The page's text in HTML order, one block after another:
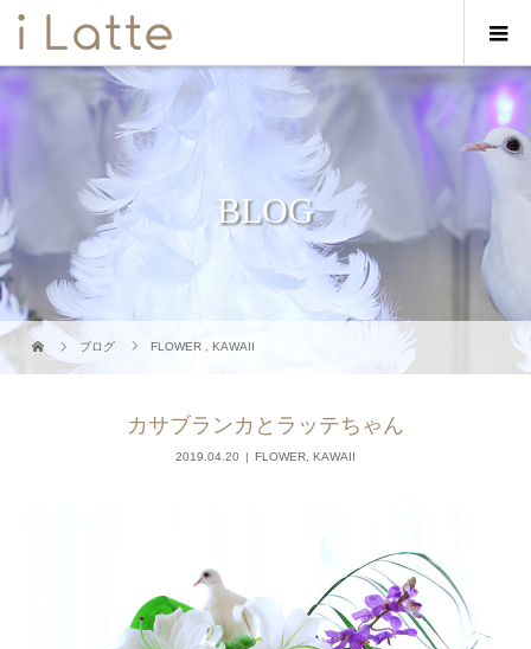
BLOG
ブログ FLOWER ,KAWAII
カサブランカとラッテちゃん
2019.04.20 FLOWER KAWAII